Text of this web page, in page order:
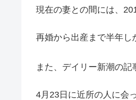
現在の妻との間には、
再婚から出産まで半年し
また、デイリー新潮の記
4月23日に近所の人に会